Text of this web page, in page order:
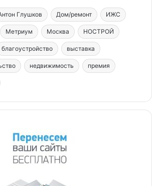
Глушков Дом/ремонт ИЖС
Метриум Москва НОСТРОЙ
благоустройство выставка
недвижимость премия